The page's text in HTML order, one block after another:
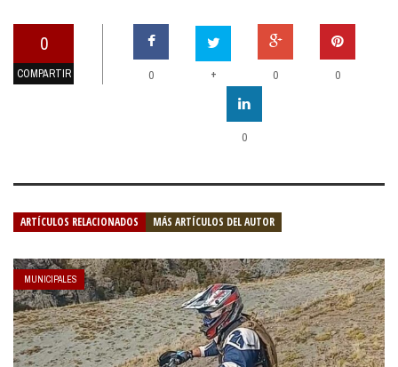
0
COMPARTIR 0 + 0 0
0
ARTÍCULOS RELACIONADOS MÁS ARTÍCULOS DEL AUTOR
MUNICIPALES